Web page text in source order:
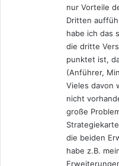
nur Vorteile
Dritten
habe ich das
die dritte
punktet ist,
(Anführer,
Vieles davon
nicht
große
die beiden
habe z.B.